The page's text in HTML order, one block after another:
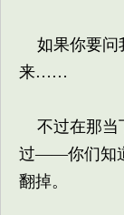
如果你要问
来……
不过在那当
过——你们知
翻掉。